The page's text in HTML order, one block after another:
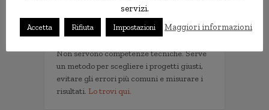
Implementare l'AI nella tua impresa senza
sprecare tempo e soldi. Il libro con il
Non servono competenze tecniche. Serve
un metodo per scegliere i progetti giusti,
evitare gli errori più comuni e misurare i
risultati. Lo trovi qui.
servizi.
Accetta Rifiuta Impostazioni Maggiori informazioni